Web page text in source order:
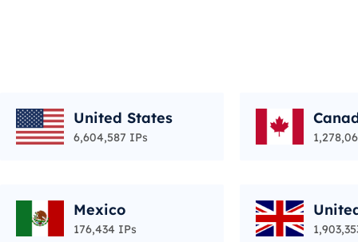
United States
6,604,587 IPs
Mexico
176,434 IPs